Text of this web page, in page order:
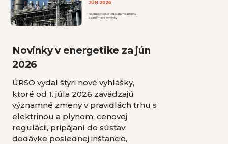
Novinky v energetike za jún
2026
ÚRSO vydal štyri nové vyhlášky,
ktoré od 1. júla 2026 zavádzajú
významné zmeny v pravidlách trhu s
elektrinou a plynom, cenovej
regulácii, pripájaní do sústav,
dodávke poslednej inštancie,